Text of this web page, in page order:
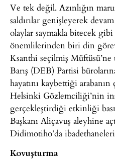
Ve tek değil. Azınlığın
saldırılar genişleyerek
olaylar saymakla bitecek
önemlilerinden biri din
Ksanthi seçilmiş
Barış (DEB) Partisi
hayatını kaybettiği
Helsinki Gözlemciliği’nin
gerçekleştirdiği etkinliği
Başkanı Aliçavuş aleyhine
Didimotiho’da
Kovuşturma